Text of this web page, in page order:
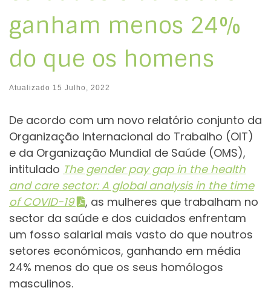
ganham menos 24%
do que os homens
Atualizado 15 Julho, 2022
De acordo com um novo relatório conjunto da
Organização Internacional do Trabalho (OIT)
e da Organização Mundial de Saúde (OMS),
intitulado The gender pay gap in the health
and care sector: A global analysis in the time
of COVID-19
, as mulheres que trabalham no
sector da saúde e dos cuidados enfrentam
um fosso salarial mais vasto do que noutros
setores económicos, ganhando em média
24% menos do que os seus homólogos
masculinos.